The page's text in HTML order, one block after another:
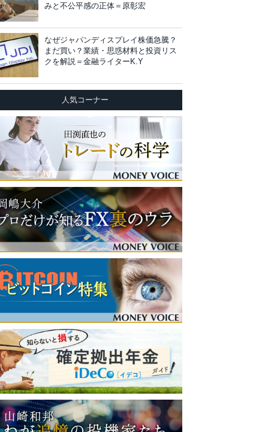
みと不公平感の正体＝原彰宏
なぜジャパンディスプレイ株価急騰？
まだ買い？業績・思惑材料と投資リス
クを解説＝金融ライターK.Y
人気コーナー